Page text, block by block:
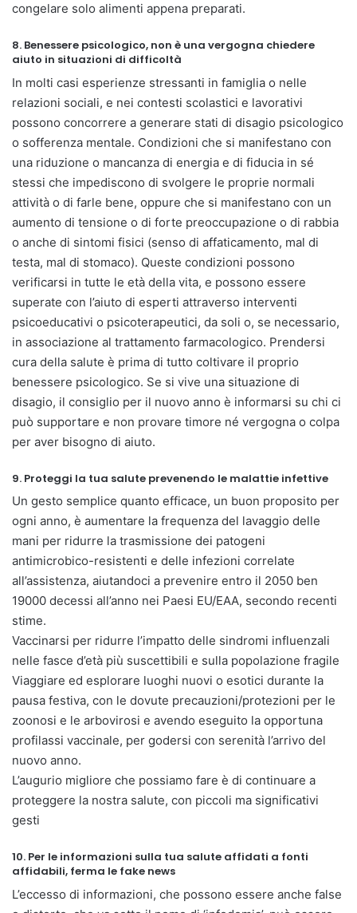
congelare solo alimenti appena preparati.
8. Benessere psicologico, non è una vergogna chiedere
aiuto in situazioni di difficoltà
In molti casi esperienze stressanti in famiglia o nelle
relazioni sociali, e nei contesti scolastici e lavorativi
possono concorrere a generare stati di disagio psicologico
o sofferenza mentale. Condizioni che si manifestano con
una riduzione o mancanza di energia e di fiducia in sé
stessi che impediscono di svolgere le proprie normali
attività o di farle bene, oppure che si manifestano con un
aumento di tensione o di forte preoccupazione o di rabbia
o anche di sintomi fisici (senso di affaticamento, mal di
testa, mal di stomaco). Queste condizioni possono
verificarsi in tutte le età della vita, e possono essere
superate con l’aiuto di esperti attraverso interventi
psicoeducativi o psicoterapeutici, da soli o, se necessario,
in associazione al trattamento farmacologico. Prendersi
cura della salute è prima di tutto coltivare il proprio
benessere psicologico. Se si vive una situazione di
disagio, il consiglio per il nuovo anno è informarsi su chi ci
può supportare e non provare timore né vergogna o colpa
per aver bisogno di aiuto.
9. Proteggi la tua salute prevenendo le malattie infettive
Un gesto semplice quanto efficace, un buon proposito per
ogni anno, è aumentare la frequenza del lavaggio delle
mani per ridurre la trasmissione dei patogeni
antimicrobico-resistenti e delle infezioni correlate
all’assistenza, aiutandoci a prevenire entro il 2050 ben
19000 decessi all’anno nei Paesi EU/EAA, secondo recenti
stime.
Vaccinarsi per ridurre l’impatto delle sindromi influenzali
nelle fasce d’età più suscettibili e sulla popolazione fragile
Viaggiare ed esplorare luoghi nuovi o esotici durante la
pausa festiva, con le dovute precauzioni/protezioni per le
zoonosi e le arbovirosi e avendo eseguito la opportuna
profilassi vaccinale, per godersi con serenità l’arrivo del
nuovo anno.
L’augurio migliore che possiamo fare è di continuare a
proteggere la nostra salute, con piccoli ma significativi
gesti
10. Per le informazioni sulla tua salute affidati a fonti
affidabili, ferma le fake news
L’eccesso di informazioni, che possono essere anche false